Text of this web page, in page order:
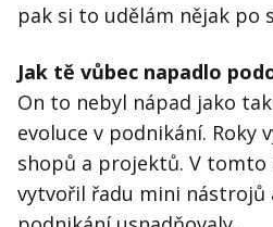
pak si to udělám nějak po
Jak tě vůbec napadlo
On to nebyl nápad jako
evoluce v podnikání. Roky
shopů a projektů. V tomto
vytvořil řadu mini nástrojů